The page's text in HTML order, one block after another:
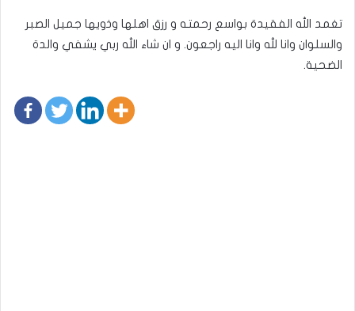
تغمد الله الفقيدة بواسع رحمته و رزق اهلها وذويها جميل الصبر
والسلوان وانا لله وانا اليه راجعون. و ان شاء الله ربي يشفي والدة
الضحية.